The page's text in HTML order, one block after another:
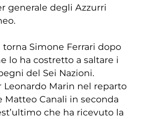
generale degli Azzurri
Simone Ferrari dopo
lo ha costretto a saltare i
del Sei Nazioni.
Leonardo Marin nel reparto
Matteo Canali in seconda
che ha ricevuto la